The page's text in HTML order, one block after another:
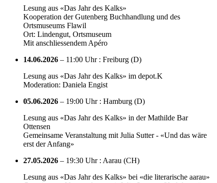
Lesung aus «Das Jahr des Kalks»
Kooperation der Gutenberg Buchhandlung und des
Ortsmuseums Flawil
Ort: Lindengut, Ortsmuseum
Mit anschliessendem Apéro
14.06.2026 – 11:00 Uhr : Freiburg (D)
Lesung aus «Das Jahr des Kalks» im depot.K
Moderation: Daniela Engist
05.06.2026 – 19:00 Uhr : Hamburg (D)
Lesung aus «Das Jahr des Kalks» in der Mathilde Bar
Ottensen
Gemeinsame Veranstaltung mit Julia Sutter - «Und das wäre
erst der Anfang»
27.05.2026 – 19:30 Uhr : Aarau (CH)
Lesung aus «Das Jahr des Kalks» bei «die literarische aarau»